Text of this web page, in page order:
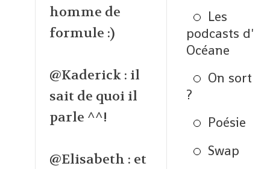
homme de
formule :)
@Kaderick : il
sait de quoi il
parle ^^!
@Elisabeth : et
Les
podcasts d'
Océane
On sort
?
Poésie
Swap